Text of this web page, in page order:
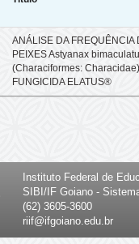
ANÁLISE DA FREQUÊNCIA
PEIXES Astyanax
(Characiformes:
FUNGICIDA ELATUS®
Instituto Federal de
SIBI/IF Goiano -
(62) 3605-3600
riif@ifgoiano.edu.br